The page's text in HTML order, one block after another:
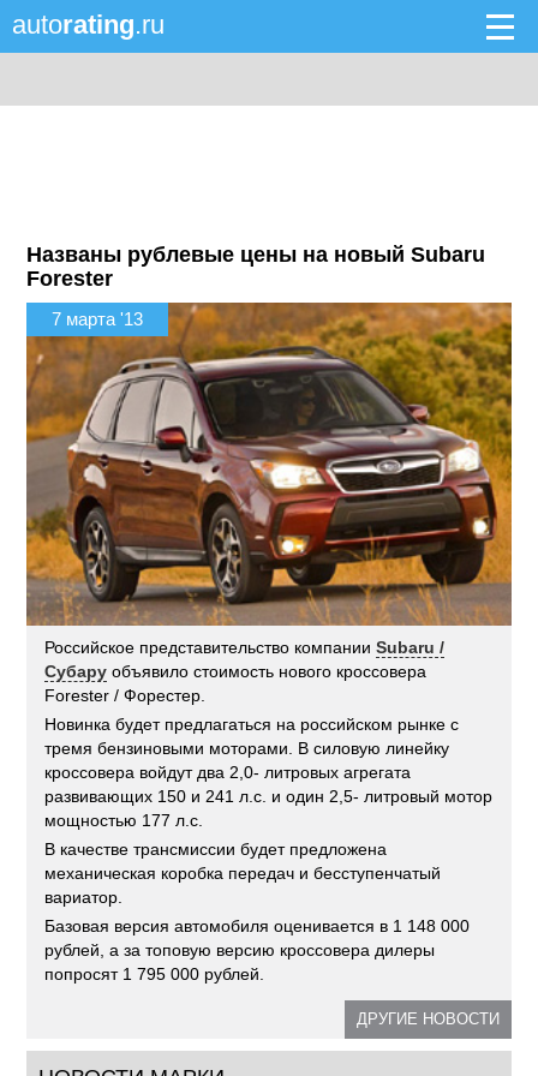
autorating.ru
Названы рублевые цены на новый Subaru
Forester
7 марта '13
Российское представительство компанииSubaru /
Субару объявило стоимость нового кроссовера
Forester / Форестер.
Новинка будет предлагаться на российском рынке с
тремя бензиновыми моторами. В силовую линейку
кроссовера войдут два 2,0- литровых агрегата
развивающих 150 и 241 л.с. и один 2,5- литровый мотор
мощностью 177 л.с.
В качестве трансмиссии будет предложена
механическая коробка передач и бесступенчатый
вариатор.
Базовая версия автомобиля оценивается в 1 148 000
рублей, а за топовую версию кроссовера дилеры
попросят 1 795 000 рублей.
ДРУГИЕ НОВОСТИ